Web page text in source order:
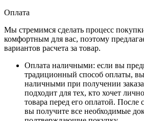
Оплата
Мы стремимся сделать процесс
комфортным для вас, поэтому
вариантов расчета за товар.
Оплата наличными: если вы
традиционный способ оплаты, вы
наличными при получении
подходит для тех, кто хочет
товара перед его оплатой. После
вы получите все необходимые